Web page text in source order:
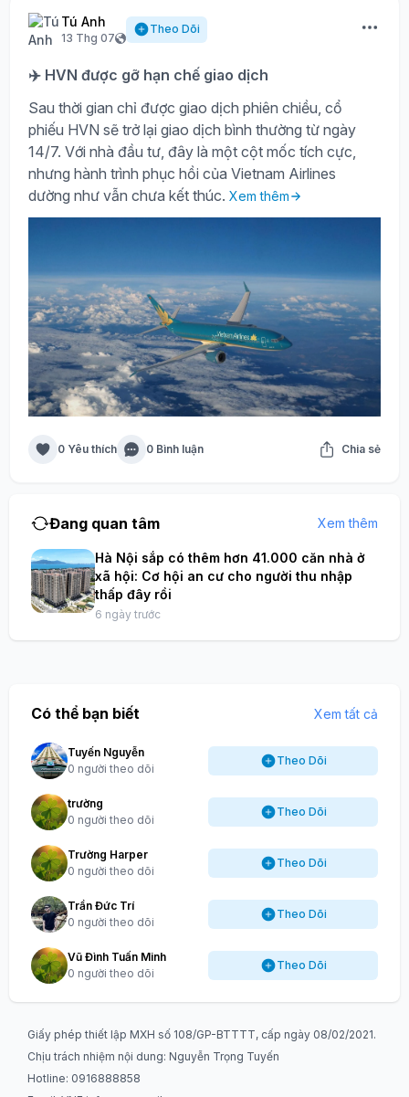
Tú Anh
13 Thg 07
Theo Dõi
✈️ HVN được gỡ hạn chế giao dịch
Sau thời gian chỉ được giao dịch phiên chiều, cổ
phiếu HVN sẽ trở lại giao dịch bình thường từ ngày
14/7. Với nhà đầu tư, đây là một cột mốc tích cực,
nhưng hành trình phục hồi của Vietnam Airlines
dường như vẫn chưa kết thúc. Xem thêm
0 Yêu thích 0 Bình luận Chia sẻ
Đang quan tâm Xem thêm
Hà Nội sắp có thêm hơn 41.000 căn nhà ở
xã hội: Cơ hội an cư cho người thu nhập
thấp đây rồi
6 ngày trước
Có thể bạn biết Xem tất cả
Tuyến Nguyễn
0 người theo dõi
Theo Dõi
trường
0 người theo dõi
Theo Dõi
Trường Harper
0 người theo dõi
Theo Dõi
Trần Đức Trí
0 người theo dõi
Theo Dõi
Vũ Đình Tuấn Minh
0 người theo dõi
Theo Dõi
Giấy phép thiết lập MXH số 108/GP-BTTTT, cấp ngày 08/02/2021.
Chịu trách nhiệm nội dung: Nguyễn Trọng Tuyến
Hotline: 0916888858